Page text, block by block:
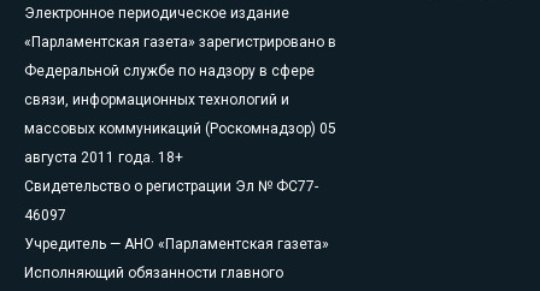
Электронное периодическое издание
«Парламентская газета» зарегистрировано в
Федеральной службе по надзору в сфере
связи, информационных технологий и
массовых коммуникаций (Роскомнадзор) 05
августа 2011 года. 18+
Свидетельство о регистрации Эл № ФС77-
46097
Учредитель — АНО «Парламентская газета»
Исполняющий обязанности главного